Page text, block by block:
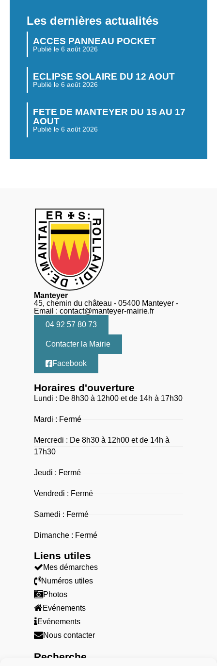
Les dernières actualités
ACCES PANNEAU POCKET
Publié le 6 août 2026
ECLIPSE SOLAIRE DU 12 AOUT
Publié le 6 août 2026
FETE DE MANTEYER DU 15 AU 17
AOUT
Publié le 6 août 2026
Manteyer
45, chemin du château - 05400 Manteyer -
Email : contact@manteyer-mairie.fr
04 92 57 80 73
Contacter la Mairie
Facebook
Horaires d'ouverture
Lundi : De 8h30 à 12h00 et de 14h à 17h30
Mardi : Fermé
Mercredi : De 8h30 à 12h00 et de 14h à
17h30
Jeudi : Fermé
Vendredi : Fermé
Samedi : Fermé
Dimanche : Fermé
Liens utiles​
Mes démarches
Numéros utiles
Photos
Evénements
Evénements
Nous contacter
Recherche